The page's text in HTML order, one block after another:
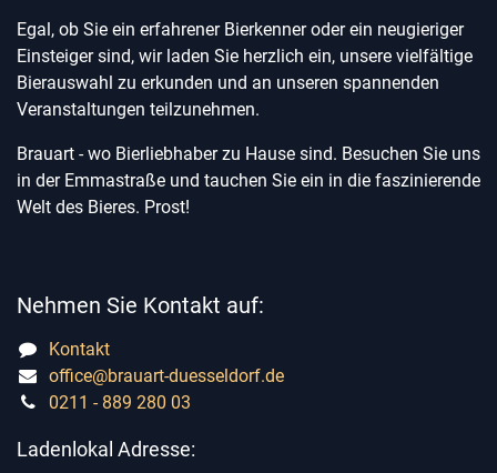
Egal, ob Sie ein erfahrener Bierkenner oder ein neugieriger
Einsteiger sind, wir laden Sie herzlich ein, unsere vielfältige
Bierauswahl zu erkunden und an unseren spannenden
Veranstaltungen teilzunehmen.
Brauart - wo Bierliebhaber zu Hause sind. Besuchen Sie uns
in der Emmastraße und tauchen Sie ein in die faszinierende
Welt des Bieres. Prost!
Nehmen Sie Kontakt auf:
Kontakt
office@brauart-duesseldorf.de
0211 - 889 280 03
Ladenlokal Adresse: